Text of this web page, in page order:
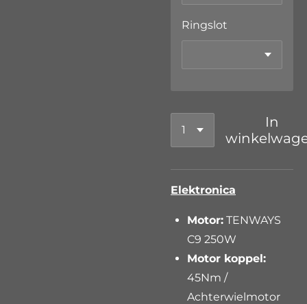
Ringslot
In
Elektronica
Motor: TENWAYS
C9 250W
Motor koppel:
45Nm /
Achterwielmotor